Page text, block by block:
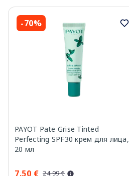
-70%
PAYOT Pate Grise Tinted
Perfecting SPF30 крем для лица,
20 мл
7.50 € 24.99 €